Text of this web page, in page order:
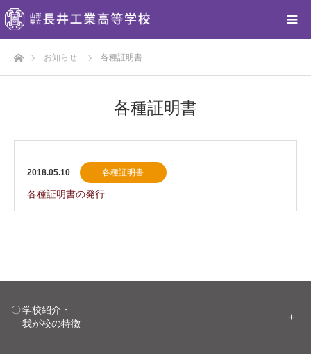
ホームお知らせ 各種証明書
各種証明書
2018.05.10 各種証明書
各種証明書の発行
学校紹介・
我が校の特徴